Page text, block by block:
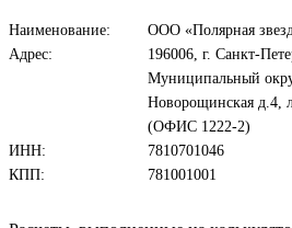
Наименование:
ООО «Полярная
Адрес:
196006, г. Санкт-
Муниципальный
Новорощинская д.4,
(ОФИС 1222-2)
ИНН:
7810701046
КПП:
781001001